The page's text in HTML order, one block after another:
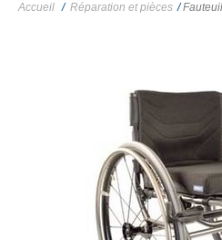
Accueil / Réparation et pièces /